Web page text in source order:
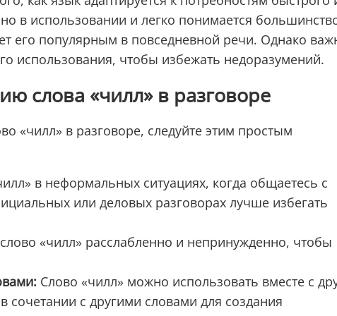
в использовании и легко понимается
его популярным в повседневной речи. Однако
использования, чтобы избежать недоразумений.
слова «чилл» в разговоре
«чилл» в разговоре, следуйте этим простым
в неформальных ситуациях, когда общаетесь с
или деловых разговорах лучше избегать
«чилл» расслабленно и непринужденно, чтобы
Слово «чилл» можно использовать вместе с
с другими словами для создания